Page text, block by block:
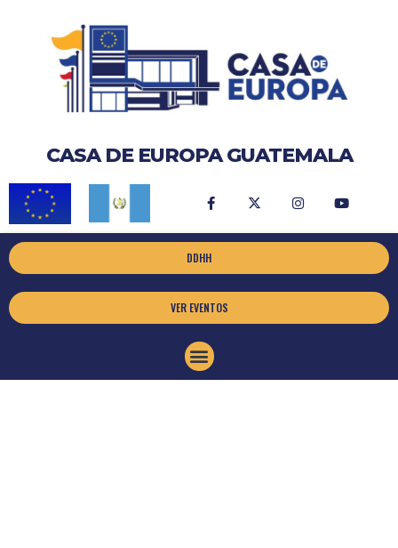
CASA DE EUROPA GUATEMALA
VER EVENTOS
DDHH